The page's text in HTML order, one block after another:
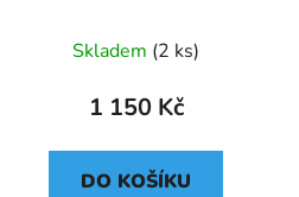
Skladem (2 ks)
1 150 Kč
DO KOŠÍKU